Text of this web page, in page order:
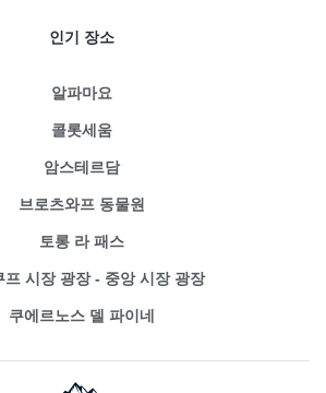
인기 장소
알파마요
콜롯세움
암스테르담
브로츠와프 동물원
토롱 라 패스
프 시장 광장 - 중앙 시장 광장
쿠에르노스 델 파이네